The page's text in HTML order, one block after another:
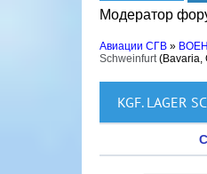
Модератор
Авиации СГВ »
Schweinfurt (Bavaria,
KGF. LAGER